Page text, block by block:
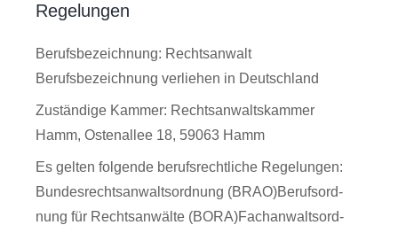
Regelungen
Berufsbezeichnung: Rechtsanwalt
Berufsbezeichnung verliehen in Deutschland
Zuständige Kammer: Rechtsanwaltskammer
Hamm, Ostenallee 18, 59063 Hamm
Es gelten folgende berufsrechtliche Regelungen:
Bun­des­rechts­an­walts­ord­nung (BRAO)Be­rufs­ord­
nung für Rechts­anwälte (BO­RA)Fach­an­walts­ord­